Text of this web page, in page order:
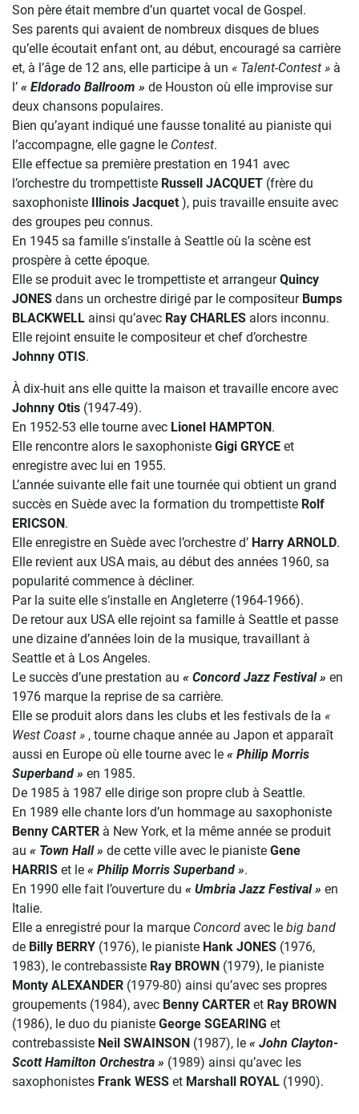
Son père était membre d’un quartet vocal de Gospel.
Ses parents qui avaient de nombreux disques de blues
qu’elle écoutait enfant ont, au début, encouragé sa carrière
et, à l’âge de 12 ans, elle participe à un « Talent-Contest » à
l’ « Eldorado Ballroom » de Houston où elle improvise sur
deux chansons populaires.
Bien qu’ayant indiqué une fausse tonalité au pianiste qui
l’accompagne, elle gagne le Contest.
Elle effectue sa première prestation en 1941 avec
l’orchestre du trompettiste Russell JACQUET (frère du
saxophoniste Illinois Jacquet ), puis travaille ensuite avec
des groupes peu connus.
En 1945 sa famille s’installe à Seattle où la scène est
prospère à cette époque.
Elle se produit avec le trompettiste et arrangeurQuincy
JONES dans un orchestre dirigé par le compositeur Bumps
BLACKWELL ainsi qu’avec Ray CHARLES alors inconnu.
Elle rejoint ensuite le compositeur et chef d’orchestre
Johnny OTIS.
À dix-huit ans elle quitte la maison et travaille encore avec
Johnny Otis (1947-49).
En 1952-53 elle tourne avec Lionel HAMPTON.
Elle rencontre alors le saxophoniste Gigi GRYCE et
enregistre avec lui en 1955.
L’année suivante elle fait une tournée qui obtient un grand
succès en Suède avec la formation du trompettiste Rolf
ERICSON.
Elle enregistre en Suède avec l’orchestre d’ Harry ARNOLD.
Elle revient aux USA mais, au début des années 1960, sa
popularité commence à décliner.
Par la suite elle s’installe en Angleterre (1964-1966).
De retour aux USA elle rejoint sa famille à Seattle et passe
une dizaine d’années loin de la musique, travaillant à
Seattle et à Los Angeles.
Le succès d’une prestation au « Concord Jazz Festival » en
1976 marque la reprise de sa carrière.
Elle se produit alors dans les clubs et les festivals de la «
West Coast » , tourne chaque année au Japon et apparaît
aussi en Europe où elle tourne avec le « Philip Morris
Superband » en 1985.
De 1985 à 1987 elle dirige son propre club à Seattle.
En 1989 elle chante lors d’un hommage au saxophoniste
Benny CARTER à New York, et la même année se produit
au « Town Hall » de cette ville avec le pianiste Gene
HARRIS et le « Philip Morris Superband ».
En 1990 elle fait l’ouverture du « Umbria Jazz Festival » en
Italie.
Elle a enregistré pour la marque Concord avec le big band
de Billy BERRY (1976), le pianiste Hank JONES (1976,
1983), le contrebassiste Ray BROWN (1979), le pianiste
Monty ALEXANDER (1979-80) ainsi qu’avec ses propres
groupements (1984), avec Benny CARTER et Ray BROWN
(1986), le duo du pianiste George SGEARING et
contrebassiste Neil SWAINSON (1987), le « John Clayton-
Scott Hamilton Orchestra » (1989) ainsi qu’avec les
saxophonistes Frank WESS et Marshall ROYAL (1990).